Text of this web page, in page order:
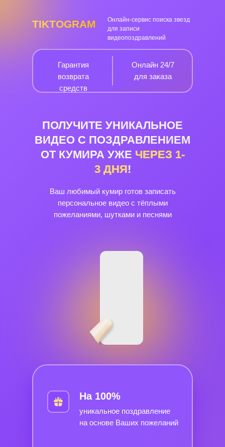
TIKTOGRAM
Ваш любимый кумир готов записать
персональное видео с тёплыми
пожеланиями, шутками и песнями
Онлайн-сервис поиска звезд
для записи
видеопоздравлений
ПОЛУЧИТЕ УНИКАЛЬНОЕ
ВИДЕО С ПОЗДРАВЛЕНИЕМ
ОТ КУМИРА УЖЕ ЧЕРЕЗ 1-
3 ДНЯ!
Онлайн 24/7
для заказа
Гарантия
возврата
средств
уникальное поздравление
на основе Ваших пожеланий
На 100%